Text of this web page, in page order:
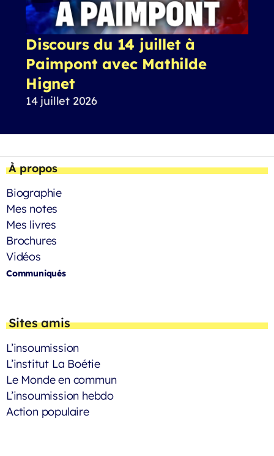
Discours du 14 juillet à
Paimpont avec Mathilde
Hignet
14 juillet 2026
À propos
Biographie
Mes notes
Mes livres
Brochures
Vidéos
Communiqués
Sites amis
L’insoumission
L’institut La Boétie
Le Monde en commun
L’insoumission hebdo
Action populaire